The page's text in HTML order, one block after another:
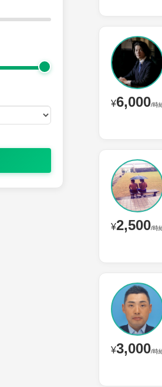
¥6,000/時
¥2,500/時
¥3,000/時